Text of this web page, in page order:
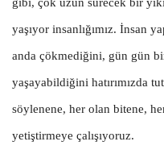
yaşıyor insanlığımız. İnsan
anda çökmediğini, gün gün
yaşayabildiğini hatırımızda
söylenene, her olan bitene,
yetiştirmeye çalışıyoruz.